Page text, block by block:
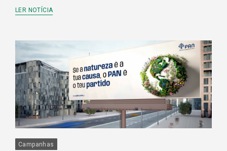
LER NOTÍCIA
Campanhas